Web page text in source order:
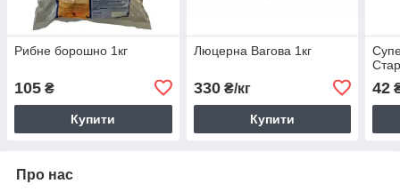
Рибне борошно 1кг
105 ₴
Купити
Люцерна Вагова 1кг
330₴/кг
Купити
42
Про нас